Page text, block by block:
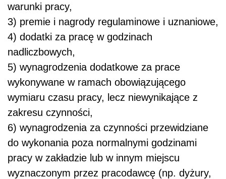
warunki pracy,
3) premie i nagrody regulaminowe i uznaniowe,
4) dodatki za pracę w godzinach
nadliczbowych,
5) wynagrodzenia dodatkowe za prace
wykonywane w ramach obowiązującego
wymiaru czasu pracy, lecz niewynikające z
zakresu czynności,
6) wynagrodzenia za czynności przewidziane
do wykonania poza normalnymi godzinami
pracy w zakładzie lub w innym miejscu
wyznaczonym przez pracodawcę (np. dyżury,